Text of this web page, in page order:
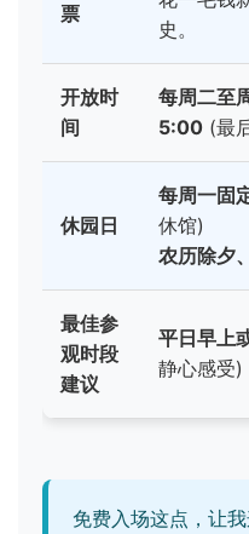
票
史。
开放时
间
每周二至
5:00 (最
休园日
每周一固
休馆)
农历除夕
最佳参
观时段
建议
平日早上
静心感受)
免费入场这点，让